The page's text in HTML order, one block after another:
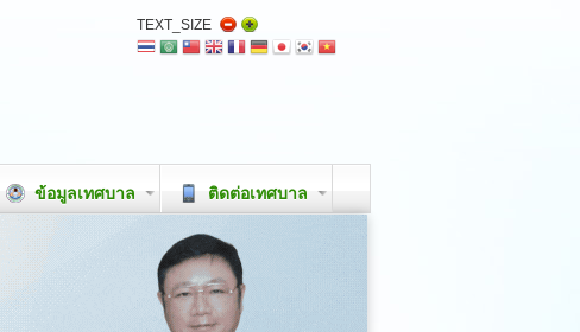
TEXT_SIZE
ข้อมูลเทศบาล ติดต่อเทศบาล